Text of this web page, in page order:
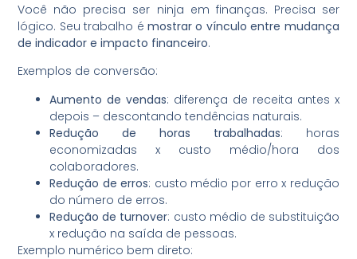
Você não precisa ser ninja em finanças. Precisa ser
lógico. Seu trabalho é mostrar o vínculo entre mudança
de indicador e impacto financeiro.
Exemplos de conversão:
Aumento de vendas: diferença de receita antes x
depois – descontando tendências naturais.
Redução de horas trabalhadas: horas
economizadas x custo médio/hora dos
colaboradores.
Redução de erros: custo médio por erro x redução
do número de erros.
Redução de turnover: custo médio de substituição
x redução na saída de pessoas.
Exemplo numérico bem direto: